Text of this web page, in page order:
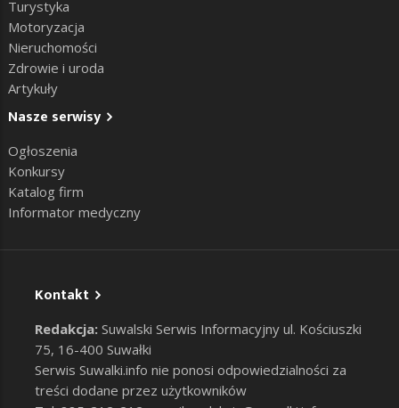
Turystyka
Motoryzacja
Nieruchomości
Zdrowie i uroda
Artykuły
Nasze serwisy
Ogłoszenia
Konkursy
Katalog firm
Informator medyczny
Kontakt
Redakcja: Suwalski Serwis Informacyjny ul. Kościuszki
75, 16-400 Suwałki
Serwis Suwalki.info nie ponosi odpowiedzialności za
treści dodane przez użytkowników